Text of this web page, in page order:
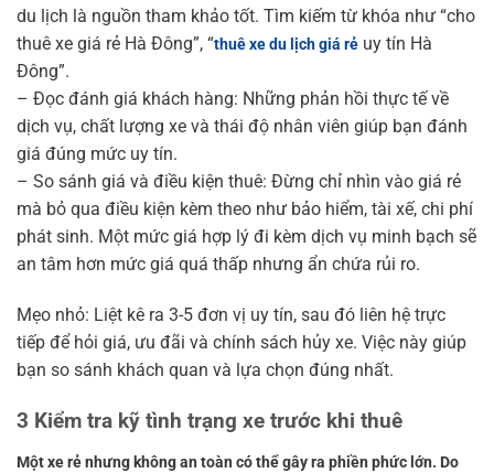
du lịch là nguồn tham khảo tốt. Tìm kiếm từ khóa như “cho
thuê xe giá rẻ Hà Đông”, “thuê xe du lịch giá rẻ uy tín Hà
Đông”.
– Đọc đánh giá khách hàng: Những phản hồi thực tế về
dịch vụ, chất lượng xe và thái độ nhân viên giúp bạn đánh
giá đúng mức uy tín.
– So sánh giá và điều kiện thuê: Đừng chỉ nhìn vào giá rẻ
mà bỏ qua điều kiện kèm theo như bảo hiểm, tài xế, chi phí
phát sinh. Một mức giá hợp lý đi kèm dịch vụ minh bạch sẽ
an tâm hơn mức giá quá thấp nhưng ẩn chứa rủi ro.
Mẹo nhỏ: Liệt kê ra 3-5 đơn vị uy tín, sau đó liên hệ trực
tiếp để hỏi giá, ưu đãi và chính sách hủy xe. Việc này giúp
bạn so sánh khách quan và lựa chọn đúng nhất.
3 Kiểm tra kỹ tình trạng xe trước khi thuê
Một xe rẻ nhưng không an toàn có thể gây ra phiền phức lớn. Do